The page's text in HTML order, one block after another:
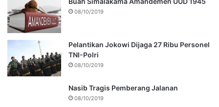
08/10/2019
Pelantikan Jokowi Dijaga 27 Ribu Personel
TNI-Polri
08/10/2019
Nasib Tragis Pemberang Jalanan
08/10/2019